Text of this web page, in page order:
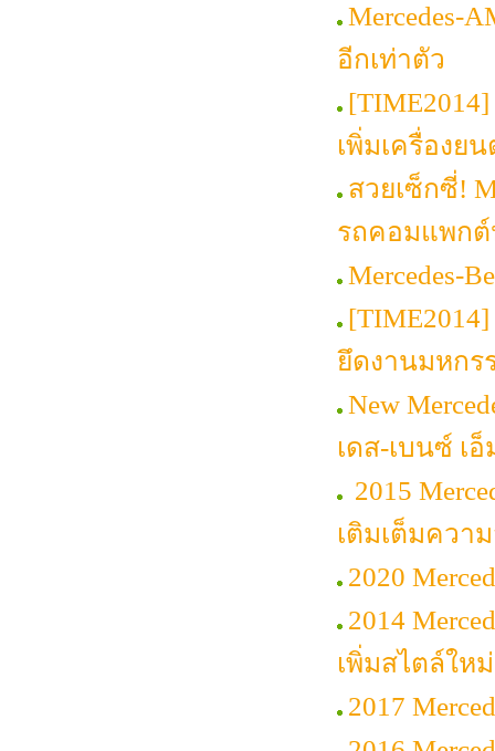
Mercedes-
อีกเท่าตัว
เพิ่มเครื่องย
สวยเซ็กซี่!
รถคอมแพกต์
Mercedes-
ยึดงานมหกร
New
เดส-เบนซ์ เ
2015
เติมเต็มคว
2020
2014
เพิ่มสไตล์ใหม่
2017